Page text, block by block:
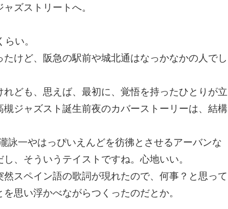
ズストリートへ。
い。
けど、阪急の駅前や城北通はなっかなかの人でし
ども、思えば、最初に、覚悟を持ったひとりが立
ジャズスト誕生前夜のカバーストーリーは、結構
詠一やはっぴいえんどを彷彿とさせるアーバンな
、そういうテイストですね。心地いい。
スペイン語の歌詞が現れたので、何事？と思って
思い浮かべながらつくったのだとか。